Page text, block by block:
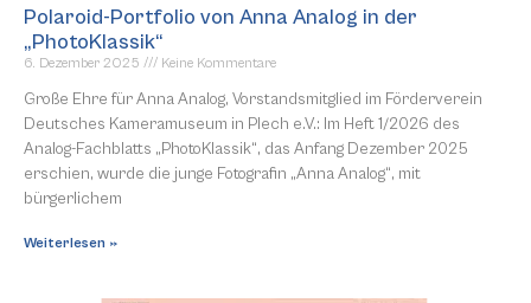
Polaroid-Portfolio von Anna Analog in der
„PhotoKlassik“
6. Dezember 2025 Keine Kommentare
Große Ehre für Anna Analog, Vorstandsmitglied im Förderverein
Deutsches Kameramuseum in Plech e.V.: Im Heft 1/2026 des
Analog-Fachblatts „PhotoKlassik“, das Anfang Dezember 2025
erschien, wurde die junge Fotografin „Anna Analog“, mit
bürgerlichem
Weiterlesen »